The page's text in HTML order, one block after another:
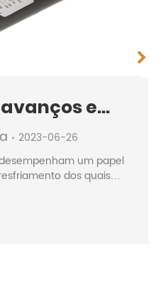
Quais são os avanços em refrigeraç...
2023-06-26
um papel
dos quais
industriais, os
a força motriz por